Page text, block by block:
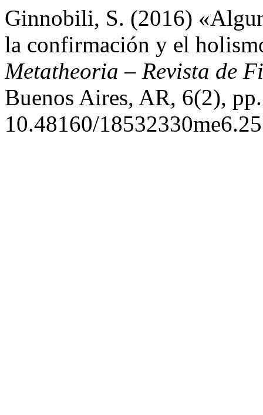
Ginnobili, S. (2016)
la confirmación y el
Metatheoria – Revista de
Buenos Aires, AR, 6(2),
10.48160/